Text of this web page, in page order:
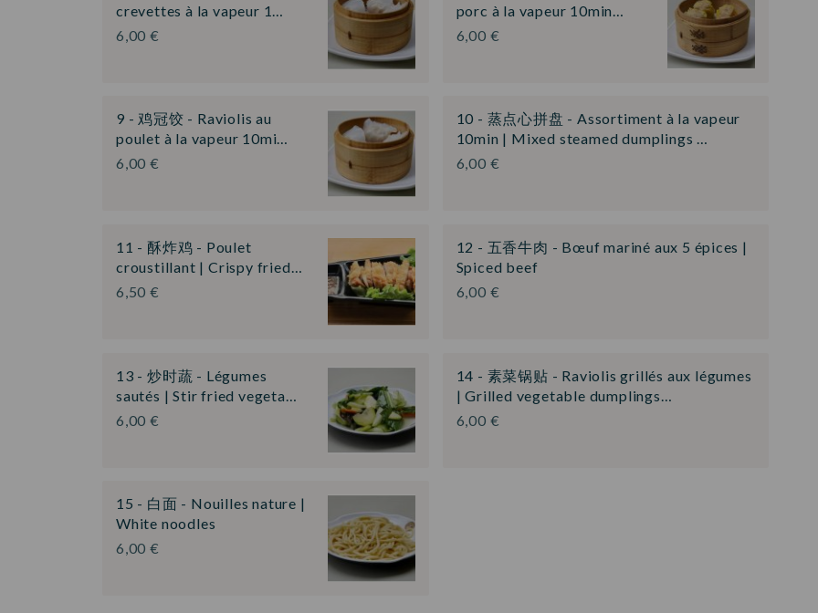
crevettes à la vapeur 1…
6,00 €
porc à la vapeur 10min…
6,00 €
9 - 鸡冠饺 - Raviolis au
poulet à la vapeur 10mi…
6,00 €
10 - 蒸点心拼盘 - Assortiment à la vapeur
10min | Mixed steamed dumplings …
6,00 €
11 - 酥炸鸡 - Poulet
croustillant | Crispy fried…
6,50 €
12 - 五香牛肉 - Bœuf mariné aux 5 épices |
Spiced beef
6,00 €
13 - 炒时蔬 - Légumes
sautés | Stir fried vegeta…
6,00 €
14 - 素菜锅贴 - Raviolis grillés aux légumes
| Grilled vegetable dumplings…
6,00 €
15 - 白面 - Nouilles nature |
White noodles
6,00 €